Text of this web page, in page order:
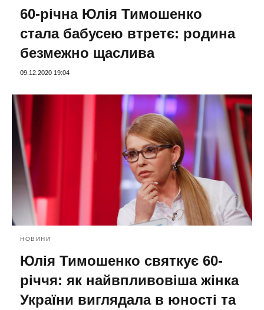
60-річна Юлія Тимошенко
стала бабусею втретє: родина
безмежно щаслива
09.12.2020 19:04
НОВИНИ
Юлія Тимошенко святкує 60-
річчя: як найвпливовіша жінка
України виглядала в юності та